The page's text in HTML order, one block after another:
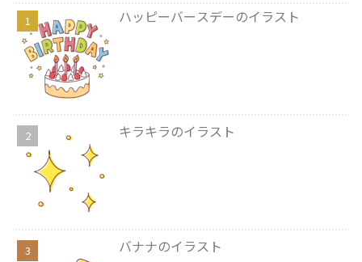
ハッピーバースデーのイラスト
キラキラのイラスト
バナナのイラスト